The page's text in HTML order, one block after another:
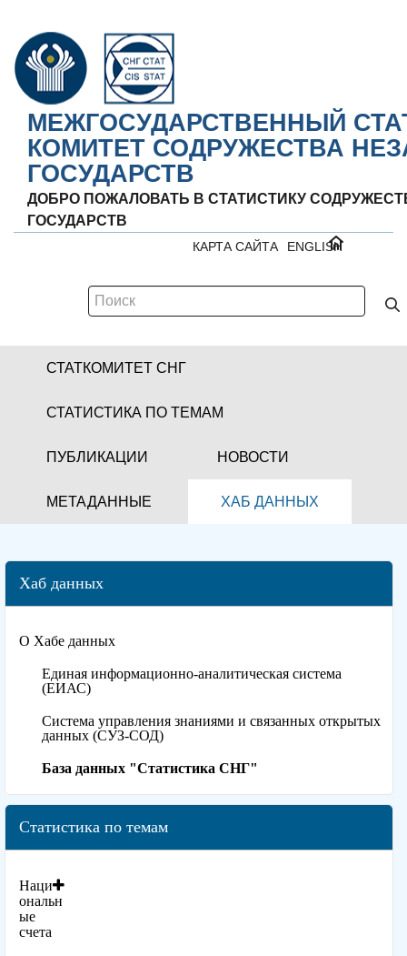
МЕЖГОСУДАРСТВЕННЫЙ
КОМИТЕТ СОДРУЖЕСТВА
ГОСУДАРСТВ
ДОБРО ПОЖАЛОВАТЬ В СТАТИСТИКУ
ГОСУДАРСТВ
ENGLISH
КАРТА САЙТА
СТАТКОМИТЕТ СНГ
СТАТИСТИКА ПО ТЕМАМ
ПУБЛИКАЦИИ НОВОСТИ
МЕТАДАННЫЕ ХАБ ДАННЫХ
Хаб данных
О Хабе данных
Единая информационно-аналитическая система
(ЕИАС)
Система управления знаниями и связанных открытых
данных (СУЗ-СОД)
База данных "Статистика СНГ"
Статистика по темам
Наци
ональн
ые
счета